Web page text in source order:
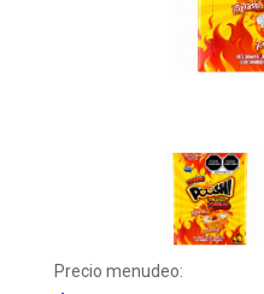
Precio menudeo: